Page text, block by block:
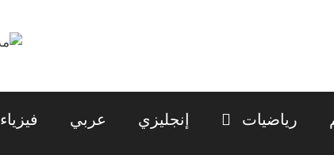
رياضيات إنجليزي عربي فيزياء